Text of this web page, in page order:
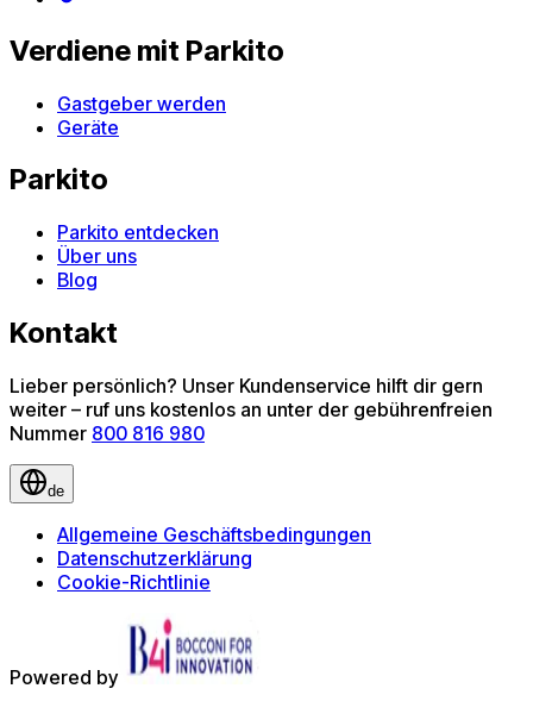
Verdiene mit Parkito
Gastgeber werden
Geräte
Parkito
Parkito entdecken
Über uns
Blog
Kontakt
Lieber persönlich? Unser Kundenservice hilft dir gern
weiter – ruf uns kostenlos an unter der gebührenfreien
Nummer 800 816 980
de
Allgemeine Geschäftsbedingungen
Datenschutzerklärung
Cookie-Richtlinie
Powered by